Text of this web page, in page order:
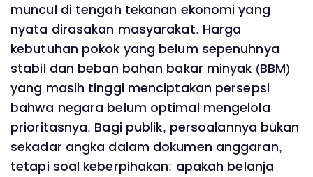
muncul di tengah tekanan ekonomi yang
nyata dirasakan masyarakat. Harga
kebutuhan pokok yang belum sepenuhnya
stabil dan beban bahan bakar minyak (BBM)
yang masih tinggi menciptakan persepsi
bahwa negara belum optimal mengelola
prioritasnya. Bagi publik, persoalannya bukan
sekadar angka dalam dokumen anggaran,
tetapi soal keberpihakan: apakah belanja